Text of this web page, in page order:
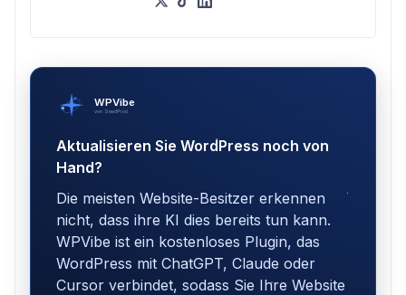
WPVibe
von SeedProd
Aktualisieren Sie WordPress noch von
Hand?
Die meisten Website-Besitzer erkennen
nicht, dass ihre KI dies bereits tun kann.
WPVibe ist ein kostenloses Plugin, das
WordPress mit ChatGPT, Claude oder
Cursor verbindet, sodass Sie Ihre Website